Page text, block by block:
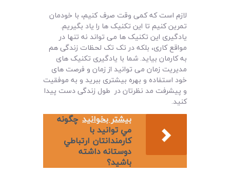
لازم است که کمی وقت صرف کنیم، با خودمان
تمرین کنیم تا این تکنیک ها را یاد بگیریم.
یادگیری این تکنیک ها می تواند نه تنها در
مواقع کاری، بلکه در تک تک لحظات زندگی هم
به کارمان بیاید. شما با یادگیری تکنیک های
مدیریت زمان می توانید از زمان و فرصت های
خود استفاده و بهره بیشتری ببرید و به موفقیت
و پیشرفت مد نظرتان در طول زندگی دست پیدا
کنید.
بیشتر بخوانید چگونه
مي توانيد با
کارمندانتان ارتباطي
دوستانه داشته
باشيد؟